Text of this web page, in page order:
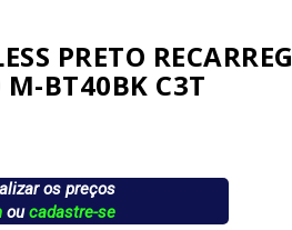
PRETO RECARREG
BT40BK C3T
os preços
oucadastre-se